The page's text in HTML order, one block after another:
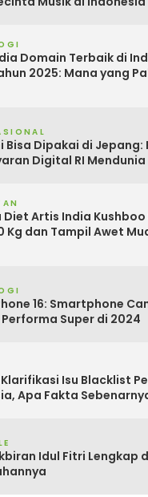
Domain Terbaik di
2025: Mana yang
Bisa Dipakai di Jepang:
Digital RI Mendunia
Diet Artis India Kushboo
Kg dan Tampil Awet
16: Smartphone
Super di 2024
Isu Blacklist
Apa Fakta
Idul Fitri Lengkap